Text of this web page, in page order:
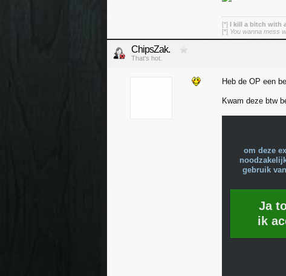
[*] I kill a bitch with
[*] You wanna mess
ChipsZak.
That's hot.
Heb de OP een
Kwam deze btw
om deze
gebruik
Ja
ik